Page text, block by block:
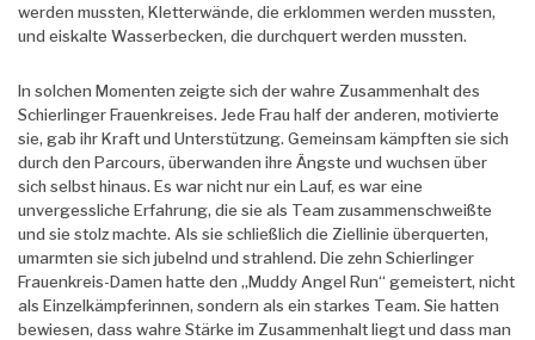
werden mussten, Kletterwände, die erklommen werden mussten,
und eiskalte Wasserbecken, die durchquert werden mussten.
In solchen Momenten zeigte sich der wahre Zusammenhalt des
Schierlinger Frauenkreises. Jede Frau half der anderen, motivierte
sie, gab ihr Kraft und Unterstützung. Gemeinsam kämpften sie sich
durch den Parcours, überwanden ihre Ängste und wuchsen über
sich selbst hinaus. Es war nicht nur ein Lauf, es war eine
unvergessliche Erfahrung, die sie als Team zusammenschweißte
und sie stolz machte. Als sie schließlich die Ziellinie überquerten,
umarmten sie sich jubelnd und strahlend. Die zehn Schierlinger
Frauenkreis-Damen hatte den „Muddy Angel Run“ gemeistert, nicht
als Einzelkämpferinnen, sondern als ein starkes Team. Sie hatten
bewiesen, dass wahre Stärke im Zusammenhalt liegt und dass man